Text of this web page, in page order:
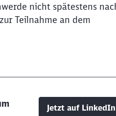
nicht spätestens
Teilnahme an dem
Jetzt auf